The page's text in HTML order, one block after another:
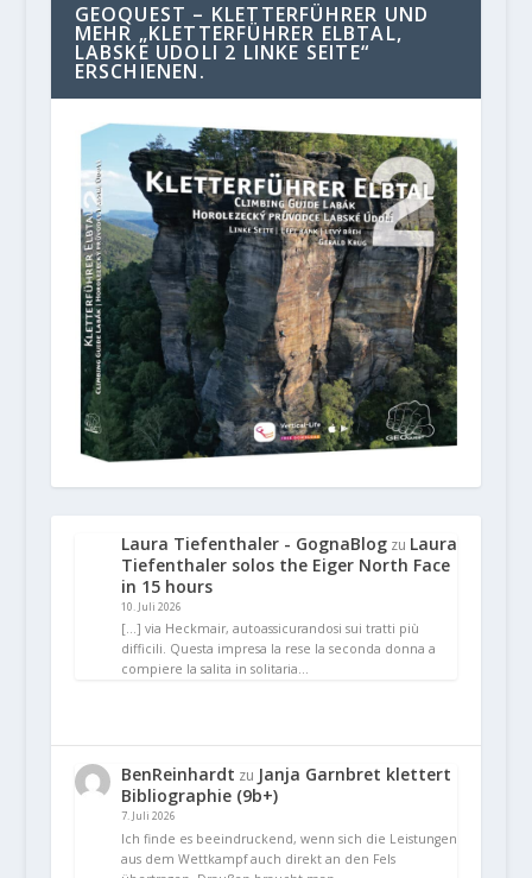
GEOQUEST – KLETTERFÜHRER UND
MEHR „KLETTERFÜHRER ELBTAL,
LABSKE UDOLI 2 LINKE SEITE“
ERSCHIENEN.
Laura Tiefenthaler - GognaBlogzu Laura
Tiefenthaler solos the Eiger North Face
in 15 hours
10. Juli 2026
[…] via Heckmair, autoassicurandosi sui tratti più
difficili. Questa impresa la rese la seconda donna a
compiere la salita in solitaria…
BenReinhardt zu Janja Garnbret klettert
Bibliographie (9b+)
7. Juli 2026
Ich finde es beeindruckend, wenn sich die Leistungen
aus dem Wettkampf auch direkt an den Fels